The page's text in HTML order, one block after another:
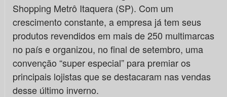
Shopping Metrô Itaquera (SP). Com um
crescimento constante, a empresa já tem seus
produtos revendidos em mais de 250 multimarcas
no país e organizou, no final de setembro, uma
convenção “super especial” para premiar os
principais lojistas que se destacaram nas vendas
desse último inverno.